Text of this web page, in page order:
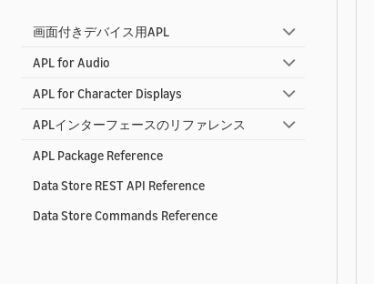
画面付きデバイス用APL
APL for Audio
APL for Character Displays
APLインターフェースのリファレンス
APL Package Reference
Data Store REST API Reference
Data Store Commands Reference